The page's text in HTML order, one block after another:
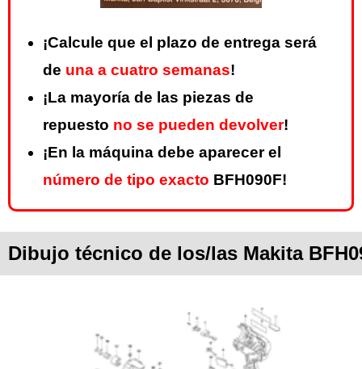
¡Calcule que el plazo de entrega será
de una a cuatro semanas!
¡La mayoría de las piezas de
repuesto no se pueden devolver!
¡En la máquina debe aparecer el
número de tipo exacto BFH090F!
Dibujo técnico de los/las Makita